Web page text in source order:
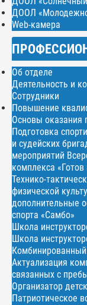
ДООЛ
Web-камера
Об отделе
Деятельность и
Сотрудники
Повышение
Основы
Подготовка
и судейских
мероприятий
комплекса
Технико-
физической
дополнительные
спорта «Самбо»
Школа
Школа
Актуализация
связанных с
Организатор
Патриотическое